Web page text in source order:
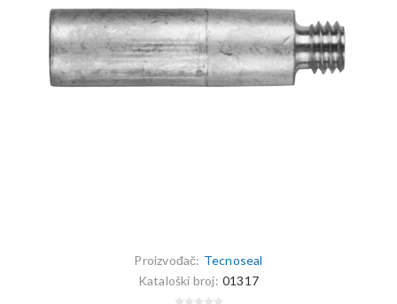
Proizvođač: Tecnoseal
Kataloški broj: 01317